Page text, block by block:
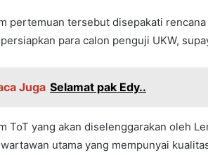
pertemuan tersebut disepakati
para calon penguji UKW,
Juga Selamat pak Edy..
ToT yang akan diselenggarakan oleh
utama yang mempunyai